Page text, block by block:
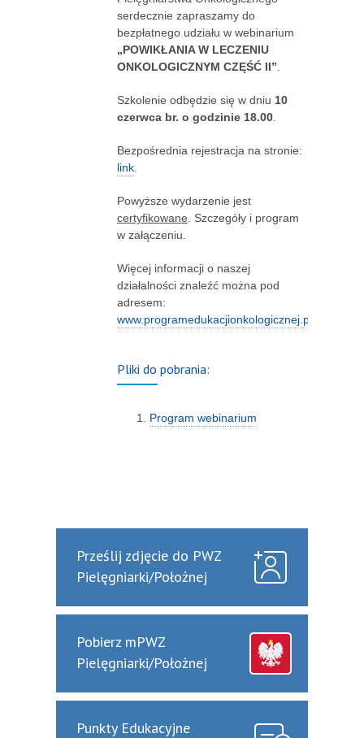
serdecznie zapraszamy do
bezpłatnego udziału w webinarium
„POWIKŁANIA W LECZENIU
ONKOLOGICZNYM CZĘŚĆ II”
Szkolenie odbędzie się w dniu 10
czerwca br. o godzinie 18.00
Bezpośrednia rejestracja na stronie:
link
Powyższe wydarzenie jest
certyfikowane . Szczegóły i program
w załączeniu.
Więcej informacji o naszej
działalności znaleźć można pod
adresem:
www.programedukacjionkologicznej.pl
Pliki do pobrania:
Program webinarium
Prześlij zdjęcie do PWZ
Pielęgniarki/Położnej
Pobierz mPWZ
Pielęgniarki/Położnej
Punkty Edukacyjne